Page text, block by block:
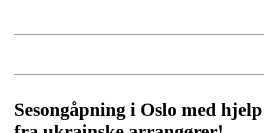
Sesongåpning i Oslo med hjelp